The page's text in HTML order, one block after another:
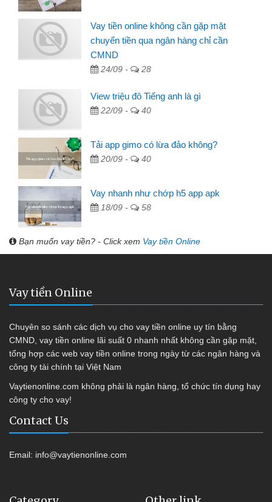
Vay tiền online không cần gặp mặt
chuyển tiền qua ngân hàng chỉ cần
CMND
24/09 - 28
View triệu đô Tiếng anh là gì
22/09 - 40
Tải app gimo có lừa đảo không?
20/09 - 40
Vay nhanh như chớp h5 app apk
18/09 - 58
Bạn muốn vay tiền? - Click xem Vay tiền Online
Vay tiền Online
Chuyên so sánh các dịch vụ cho vay tiền online uy tín bằng
CMND, vay tiền online lãi suất 0 nhanh nhất không cần gặp mặt,
tổng hợp các web vay tiền online trong ngày từ các ngân hàng và
công ty tài chính tại Việt Nam
Vaytienonline.com không phải là ngân hàng, tổ chức tín dụng hay
công ty cho vay!
Contact Us
Email: info@vaytienonline.com